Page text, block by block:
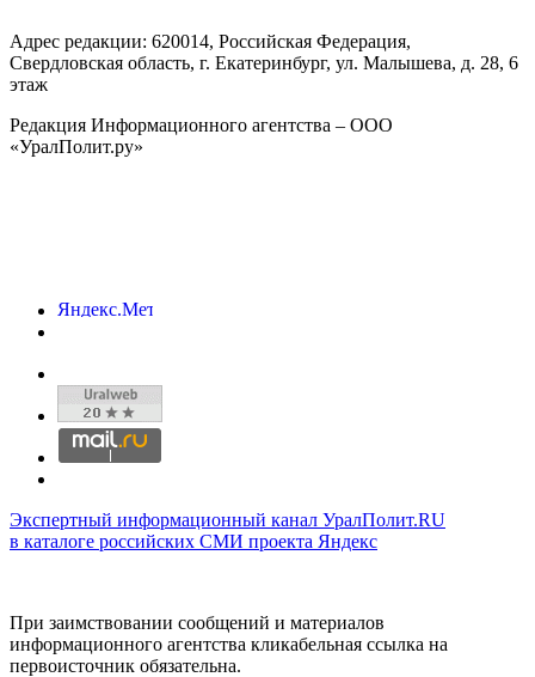
Адрес редакции: 620014, Российская Федерация,
Свердловская область, г. Екатеринбург, ул. Малышева, д. 28, 6
этаж
Редакция Информационного агентства – ООО
«УралПолит.ру»
Экспертный информационный канал УралПолит.RU
в каталоге российских СМИ проекта Яндекс
При заимствовании сообщений и материалов
информационного агентства кликабельная ссылка на
первоисточник обязательна.